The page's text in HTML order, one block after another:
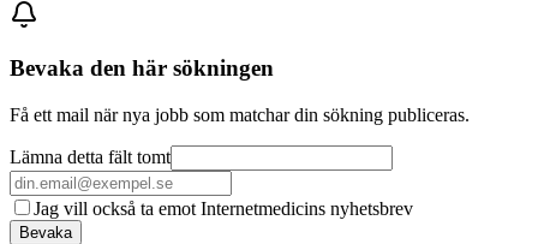
Bevaka den här sökningen
Få ett mail när nya jobb som matchar din sökning publiceras.
Lämna detta fält tomt
Jag vill också ta emot Internetmedicins nyhetsbrev
Bevaka